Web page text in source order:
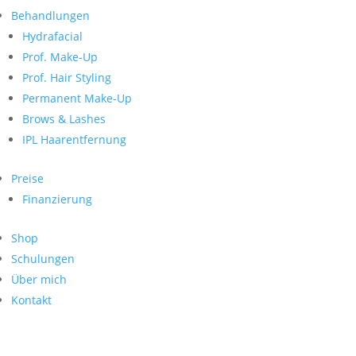
Behandlungen
Hydrafacial
Prof. Make-Up
Prof. Hair Styling
Permanent Make-Up
Brows & Lashes
IPL Haarentfernung
Preise
Finanzierung
Shop
Schulungen
Über mich
Kontakt
nach:
Neueste Kommentare
Archiv
Kategorien
Keine Kategorien
Meta
Anmelden
Feed der Einträge
WordPress.org
Search
nach:
Archive
Kontakt
Impressum
Datenschutz